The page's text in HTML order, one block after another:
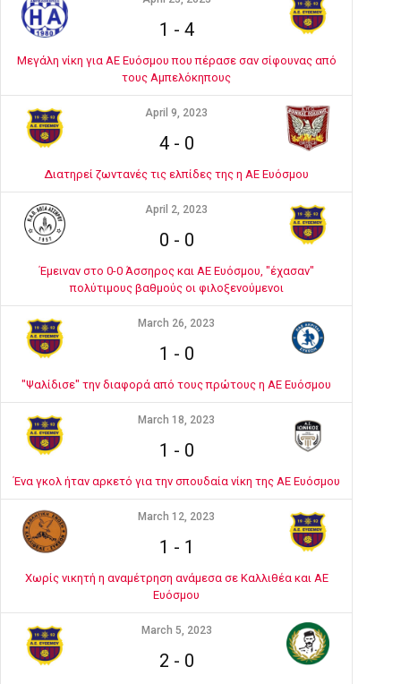
1 - 4
Μεγάλη νίκη για ΑΕ Ευόσμου που πέρασε σαν σίφουνας από
τους Αμπελόκηπους
April 9, 2023
4- 0
Διατηρεί ζωντανές τις ελπίδες της η ΑΕ Ευόσμου
April 2, 2023
0 - 0
Έμειναν στο 0-0 Άσσηρος και ΑΕ Ευόσμου, "έχασαν"
πολύτιμους βαθμούς οι φιλοξενούμενοι
March 26, 2023
1 - 0
"Ψαλίδισε" την διαφορά από τους πρώτους η ΑΕ Ευόσμου
March 18, 2023
1 - 0
Ένα γκολ ήταν αρκετό για την σπουδαία νίκη της ΑΕ Ευόσμου
March 12, 2023
1 - 1
Χωρίς νικητή η αναμέτρηση ανάμεσα σε Καλλιθέα και ΑΕ
Ευόσμου
March 5, 2023
2 - 0